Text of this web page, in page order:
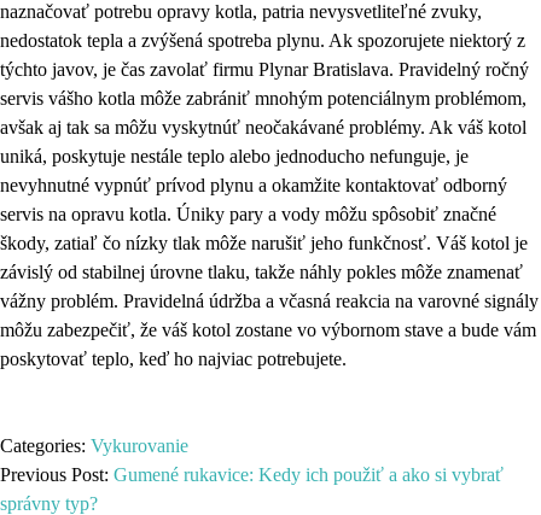
naznačovať potrebu opravy kotla, patria nevysvetliteľné zvuky,
nedostatok tepla a zvýšená spotreba plynu. Ak spozorujete niektorý z
týchto javov, je čas zavolať firmu Plynar Bratislava. Pravidelný ročný
servis vášho kotla môže zabrániť mnohým potenciálnym problémom,
avšak aj tak sa môžu vyskytnúť neočakávané problémy. Ak váš kotol
uniká, poskytuje nestále teplo alebo jednoducho nefunguje, je
nevyhnutné vypnúť prívod plynu a okamžite kontaktovať odborný
servis na opravu kotla. Úniky pary a vody môžu spôsobiť značné
škody, zatiaľ čo nízky tlak môže narušiť jeho funkčnosť. Váš kotol je
závislý od stabilnej úrovne tlaku, takže náhly pokles môže znamenať
vážny problém. Pravidelná údržba a včasná reakcia na varovné signály
môžu zabezpečiť, že váš kotol zostane vo výbornom stave a bude vám
poskytovať teplo, keď ho najviac potrebujete.
Categories: Vykurovanie
Previous Post: Gumené rukavice: Kedy ich použiť a ako si vybrať
správny typ?